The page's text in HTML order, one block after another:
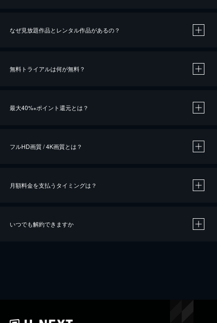
なぜ見放題作品とレンタル作品があるの？
無料トライアルは何が無料？
最大40%※ポイント還元とは？
※40％ポイント還元の対象は、クレジットカード決済による作品の購入 / レンタルです。
iOSアプリのUコイン決済による作品の購入 / レンタルは、20％のポイント還元です。
フルHD画質 / 4K画質とは？
月額料金を支払うタイミングは？
いつでも解約できますか